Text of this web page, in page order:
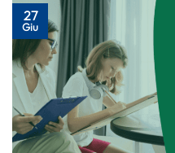
27
Giu